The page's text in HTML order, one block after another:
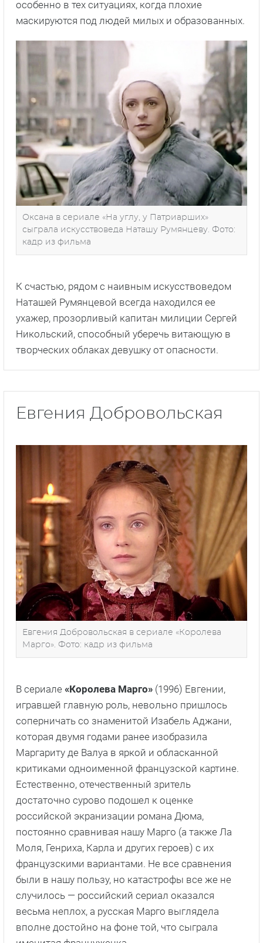
особенно в тех ситуациях, когда плохие
маскируются под людей милых и образованных.
Оксана в сериале «На углу, у Патриарших»
сыграла искусствоведа Наташу Румянцеву. Фото:
кадр из фильма
К счастью, рядом с наивным искусствоведом
Наташей Румянцевой всегда находился ее
ухажер, прозорливый капитан милиции Сергей
Никольский, способный уберечь витающую в
творческих облаках девушку от опасности.
Евгения Добровольская
Евгения Добровольская в сериале «Королева
Марго». Фото: кадр из фильма
В сериале «Королева Марго» (1996) Евгении,
игравшей главную роль, невольно пришлось
соперничать со знаменитой Изабель Аджани,
которая двумя годами ранее изобразила
Маргариту де Валуа в яркой и обласканной
критиками одноименной французской картине.
Естественно, отечественный зритель
достаточно сурово подошел к оценке
российской экранизации романа Дюма,
постоянно сравнивая нашу Марго (а также Ла
Моля, Генриха, Карла и других героев) с их
французскими вариантами. Не все сравнения
были в нашу пользу, но катастрофы все же не
случилось — российский сериал оказался
весьма неплох, а русская Марго выглядела
вполне достойно на фоне той, что сыграла